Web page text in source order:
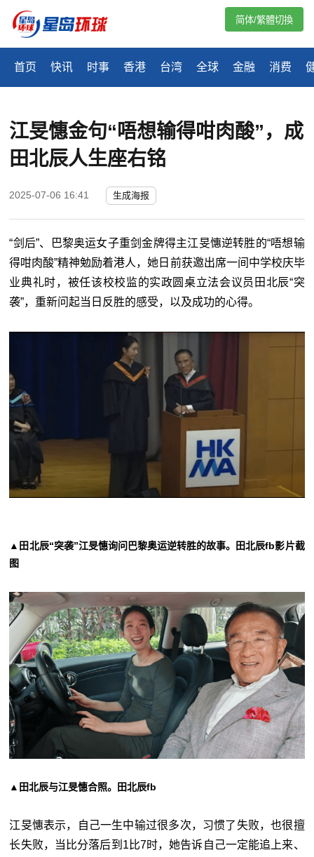
首页 快讯 时事 香港 台湾 全球 金融 消费
简体/繁體切換
江旻憓金句“唔想输得咁肉酸”，成
田北辰人生座右铭
2025-07-06 16:41 生成海报
“剑后”、巴黎奥运女子重剑金牌得主江旻憓逆转胜的“唔想输
得咁肉酸”精神勉励着港人，她日前获邀出席一间中学校庆毕
业典礼时，被任该校校监的实政圆桌立法会议员田北辰“突
袭”，重新问起当日反胜的感受，以及成功的心得。
▲田北辰“突袭”江旻憓询问巴黎奥运逆转胜的故事。田北辰fb影片截
图
▲田北辰与江旻憓合照。田北辰fb
江旻憓表示，自己一生中输过很多次，习惯了失败，也很擅
长失败，当比分落后到1比7时，她告诉自己一定能追上来、